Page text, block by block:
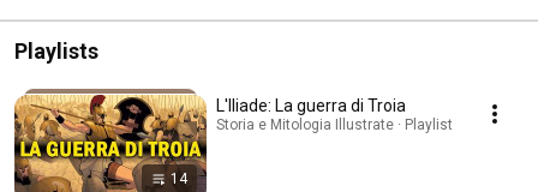
Playlists
14
L'Iliade: La guerra di Troia
Storia e Mitologia Illustrate · Playlist